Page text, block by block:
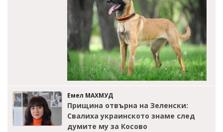
Емел МАХМУД
Прищина отвърна на Зеленски:
Свалиха украинското знаме след
думите му за Косово